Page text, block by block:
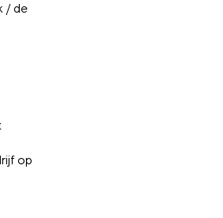
/ de
op